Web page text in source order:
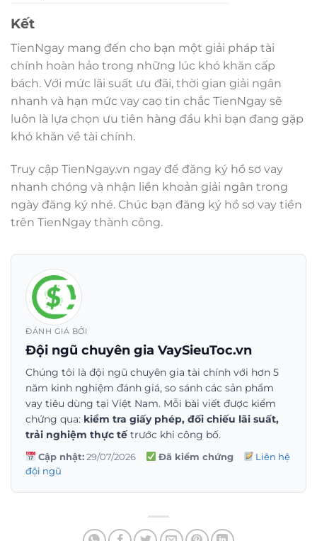
Kết
TienNgay mang đến cho bạn một giải pháp tài
chính hoàn hảo trong những lúc khó khăn cấp
bách. Với mức lãi suất ưu đãi, thời gian giải ngân
nhanh và hạn mức vay cao tin chắc TienNgay sẽ
luôn là lựa chọn ưu tiên hàng đầu khi bạn đang gặp
khó khăn về tài chính.
Truy cập TienNgay.vn ngay để đăng ký hồ sơ vay
nhanh chóng và nhận liền khoản giải ngân trong
ngày đăng ký nhé. Chúc bạn đăng ký hồ sơ vay tiền
trên TienNgay thành công.
ĐÁNH GIÁ BỞI
Đội ngũ chuyên gia VaySieuToc.vn
Chúng tôi là đội ngũ chuyên gia tài chính với hơn 5
năm kinh nghiệm đánh giá, so sánh các sản phẩm
vay tiêu dùng tại Việt Nam. Mỗi bài viết được kiểm
chứng qua: kiểm tra giấy phép, đối chiếu lãi suất,
trải nghiệm thực tếtrước khi công bố.
Cập nhật:29/07/2026 Đã kiểm chứng
Liên hệ
đội ngũ